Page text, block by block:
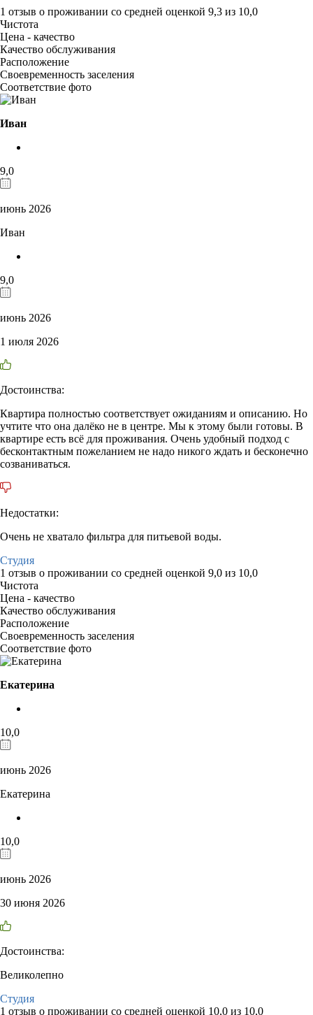
1 отзыв о проживании со средней оценкой 9,3 из 10,0
Чистота
Цена - качество
Качество обслуживания
Расположение
Своевременность заселения
Соответствие фото
Иван
9,0
июнь 2026
Иван
9,0
июнь 2026
1 июля 2026
Достоинства:
Квартира полностью соответствует ожиданиям и описанию. Но
учтите что она далёко не в центре. Мы к этому были готовы. В
квартире есть всё для проживания. Очень удобный подход с
бесконтактным пожеланием не надо никого ждать и бесконечно
созваниваться.
Недостатки:
Очень не хватало фильтра для питьевой воды.
Студия
1 отзыв о проживании со средней оценкой 9,0 из 10,0
Чистота
Цена - качество
Качество обслуживания
Расположение
Своевременность заселения
Соответствие фото
Екатерина
10,0
июнь 2026
Екатерина
10,0
июнь 2026
30 июня 2026
Достоинства:
Великолепно
Студия
1 отзыв о проживании со средней оценкой 10,0 из 10,0